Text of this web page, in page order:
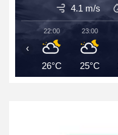
4.1 m/s
22:00
26°C
23:00
25°C
‹